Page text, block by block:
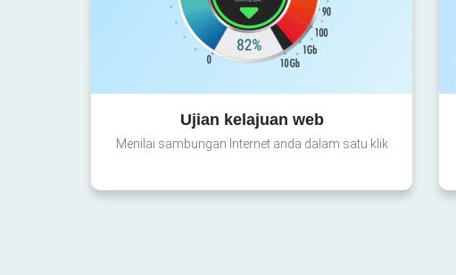
Ujian kelajuan web
Menilai sambungan Internet anda dalam satu klik